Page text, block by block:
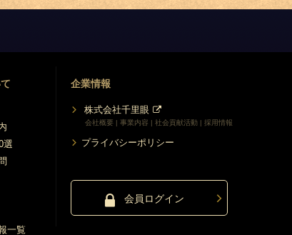
選
一覧
企業情報
株式会社千里眼
会社概要 | 事業内容 | 社会貢献活動 | 採用情報
プライバシーポリシー
会員ログイン